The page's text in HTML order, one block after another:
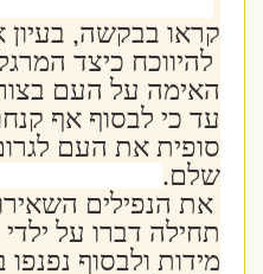
קראו בבקשה,
להיווכח כיצד
האימה על העם
עד כי לבסוף אף
סופית את העם לגרום
שלם.
את הנפילים השאירו
תחילה דברו על
מידות ולבסוף נפנפו